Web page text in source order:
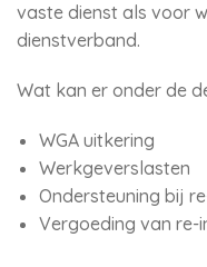
vaste dienst als voor
dienstverband.
Wat kan er onder de
WGA uitkering
Werkgeverslasten
Ondersteuning bij
Vergoeding van re-